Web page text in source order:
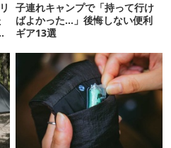
子連れキャンプで「持って行け
ばよかった…」後悔しない便利
ギア13選